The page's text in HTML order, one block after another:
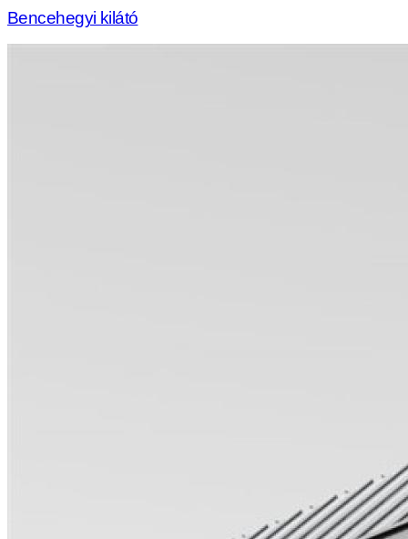
Bencehegyi kilátó